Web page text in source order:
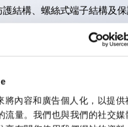
將內容和廣告個人化，以提供
流量。我們也與我們的社交媒
結構、螺絲式端子結構及
的LED燈泡，直接型的額
燈泡）即可表現六種顏
的LED燈泡，現在可用一顆
色。